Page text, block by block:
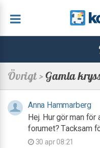
Övrigt >Gamla
Anna Hammarberg
Hej. Hur gör man
forumet? Tacksam
30 apr 08:21